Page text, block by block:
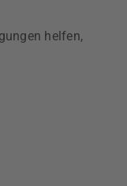
helfen,